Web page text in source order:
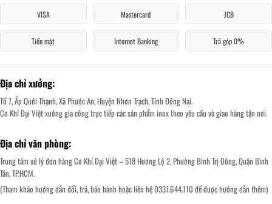
VISA Mastercard JCB
Tiền mặt Internet Banking Trả góp 0%
Địa chỉ xưởng:
Tổ 7, Ấp Quới Thạnh, Xã Phước An, Huyện Nhơn Trạch, Tỉnh Đồng Nai.
Cơ Khí Đại Việt xưởng gia công trực tiếp các sản phẩm inox theo yêu cầu và giao hàng tận nơi.
Địa chỉ văn phòng:
Trung tâm xử lý đơn hàng Cơ Khí Đại Việt – 518 Hương Lộ 2, Phường Bình Trị Đông, Quận Bình
Tân, TP.HCM.
(Tham khảo hướng dẫn đổi, trả, bảo hành hoặc liên hệ 0337.644.110 để được hướng dẫn thêm)